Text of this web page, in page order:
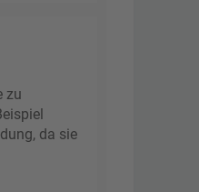
zu
da sie